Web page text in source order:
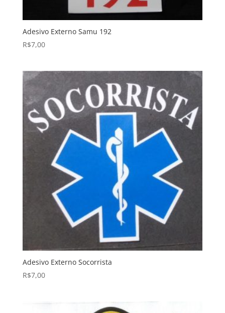
Adesivo Externo Samu 192
R$7,00
Adesivo Externo Socorrista
R$7,00